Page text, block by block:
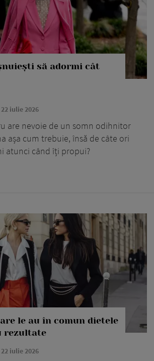
să adormi cât
22 iulie 2026
are nevoie de un somn odihnitor
așa cum trebuie, însă de câte ori
atunci când îți propui?
le au în comun dietele
rezultate
22 iulie 2026